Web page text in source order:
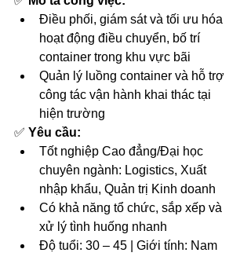
Điều phối, giám sát và tối ưu hóa
hoạt động điều chuyển, bố trí
container trong khu vực bãi
Quản lý luồng container và hỗ trợ
công tác vận hành khai thác tại
hiện trường
✅ Yêu cầu:
Tốt nghiệp Cao đẳng/Đại học
chuyên ngành: Logistics, Xuất
nhập khẩu, Quản trị Kinh doanh
Có khả năng tổ chức, sắp xếp và
xử lý tình huống nhanh
Độ tuổi: 30 – 45 | Giới tính: Nam